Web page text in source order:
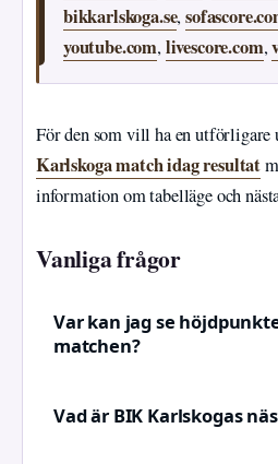
bikkarlskoga.se,
youtube.com,livescore.com,
För den som vill ha en utförligare
Karlskoga match idag resultat
information om tabelläge och
Vanliga frågor
Var kan jag se
matchen?
Vad är BIK Karlskogas